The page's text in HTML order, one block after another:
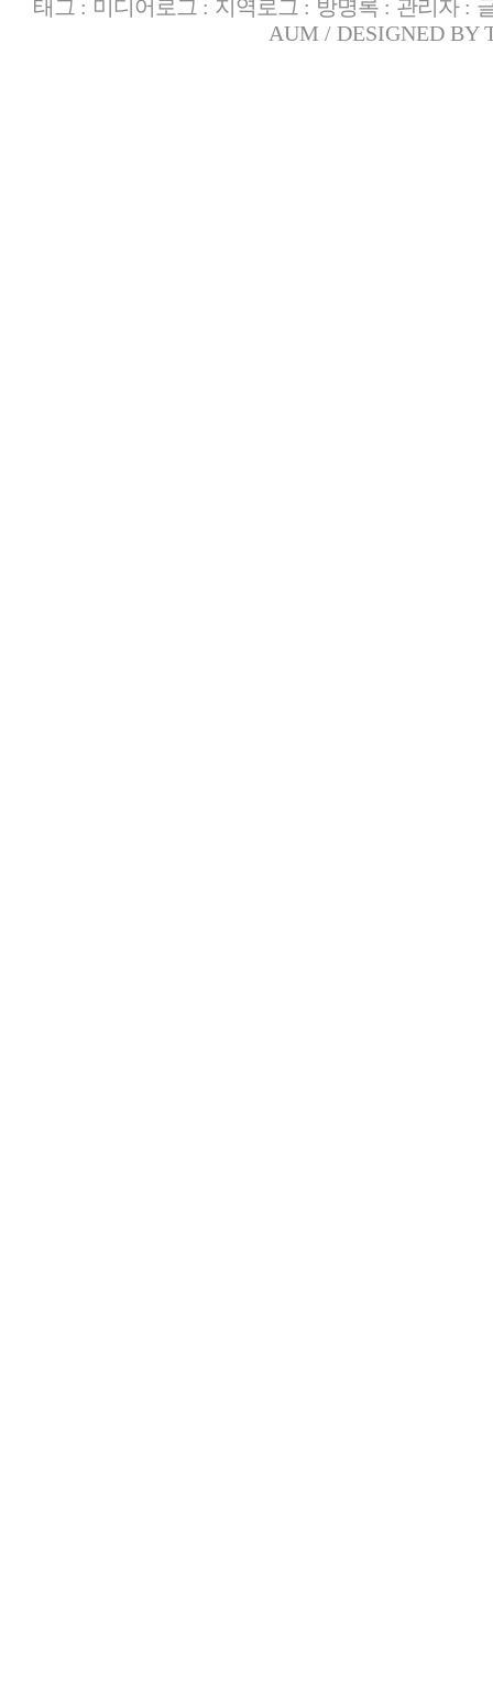
태그 : 미디어로그 : 지역로그 : 방명록 : 관리자:
AUM / DESIGNED BY